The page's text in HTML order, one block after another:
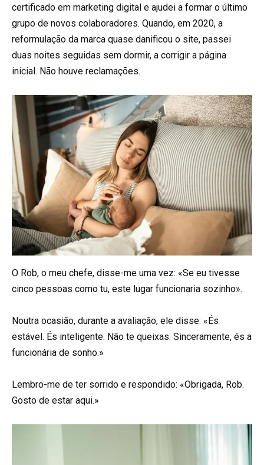
certificado em marketing digital e ajudei a formar o último
grupo de novos colaboradores. Quando, em 2020, a
reformulação da marca quase danificou o site, passei
duas noites seguidas sem dormir, a corrigir a página
inicial. Não houve reclamações.
O Rob, o meu chefe, disse-me uma vez: «Se eu tivesse
cinco pessoas como tu, este lugar funcionaria sozinho».
Noutra ocasião, durante a avaliação, ele disse: «És
estável. És inteligente. Não te queixas. Sinceramente, és a
funcionária de sonho.»
Lembro-me de ter sorrido e respondido: «Obrigada, Rob.
Gosto de estar aqui.»